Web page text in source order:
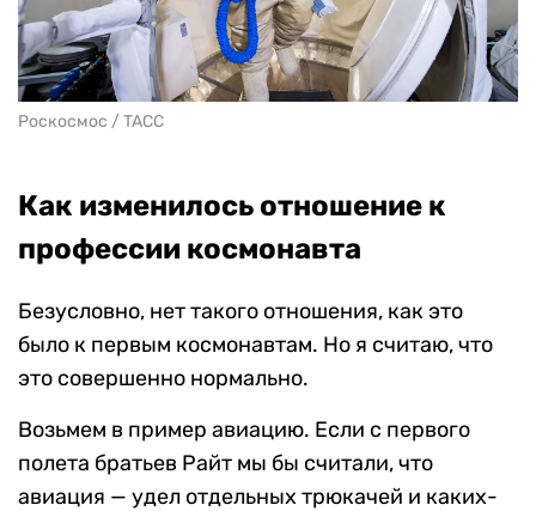
Роскосмос / TACC
Как изменилось отношение к
профессии космонавта
Безусловно, нет такого отношения, как это
было к первым космонавтам. Но я считаю, что
это совершенно нормально.
Возьмем в пример авиацию. Если с первого
полета братьев Райт мы бы считали, что
авиация — удел отдельных трюкачей и каких-